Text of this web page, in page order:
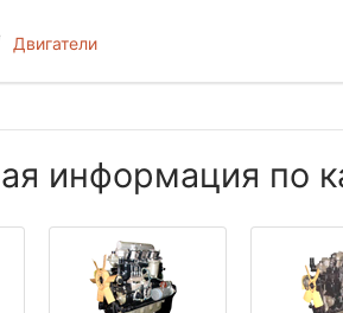
Двигатели
информация по